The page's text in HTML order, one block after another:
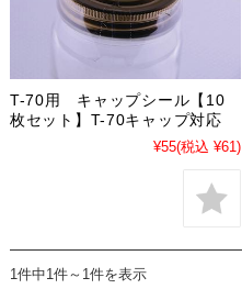
T-70用 キャップシール【10
枚セット】T-70キャップ対応
¥55(税込 ¥61)
1件中1件～1件を表示